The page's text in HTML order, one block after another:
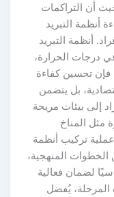
التبريد
التبريد
الحرارة،
كفاءة
بل يتضمن
بيئات مريحة
أنظمة
المنهجية،
فعالية
يُفضل